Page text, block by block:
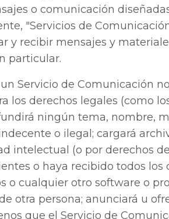
o comunicación
"Servicios de
y recibir mensajes y
particular.
Servicio de Comunicación
los derechos legales (como
ningún tema, nombre,
o ilegal; cargará
intelectual (o por derechos
o haya recibido todos los
o cualquier otro software o
otra persona; anunciará u
que el Servicio de